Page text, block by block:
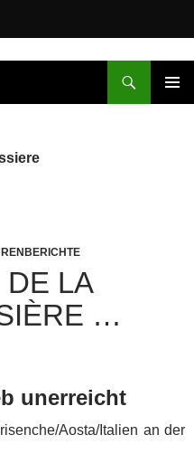
LA
…
unerreicht
Aosta/Italien an der